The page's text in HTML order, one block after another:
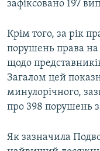
зафіксовано 197
Крім того, за рік
порушень права на
щодо
Загалом цей
минулорічного,
про 398 порушень
Як зазначила